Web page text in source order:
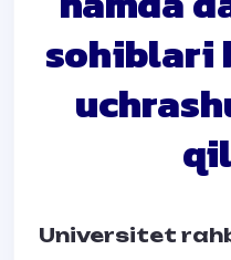
sohiblari
Universitet